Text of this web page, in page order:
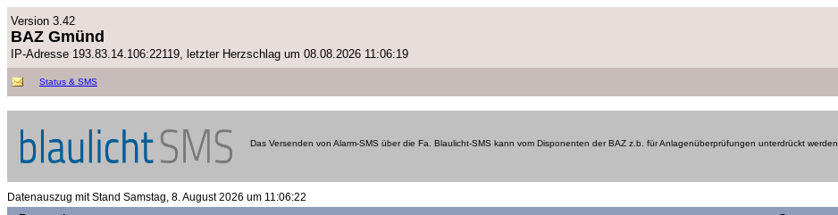
Version 3.42
BAZ Gmünd
IP-Adresse 193.83.14.106:22119, letzter Herzschlag um 08.08.2026 11:06:19
Status & SMS
Das Versenden von Alarm-SMS über die Fa. Blaulicht-SMS kann vom Disponenten der BAZ z.b. für Anlagenüberprüfungen unterdrückt werden.
Datenauszug mit Stand Samstag, 8. August 2026 um 11:06:22